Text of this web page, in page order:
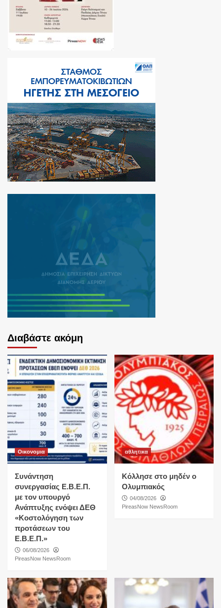
Διαβάστε ακόμη
Οικονομια
Συνάντηση
συνεργασίας Ε.Β.Ε.Π.
με τον υπουργό
Ανάπτυξης ενόψει ΔΕΘ
«Κοστολόγηση των
προτάσεων του
Ε.Β.Ε.Π.»
06/08/2026
PireasNow NewsRoom
αθλητικα
Κόλλησε στο μηδέν ο
Ολυμπιακός
04/08/2026
PireasNow NewsRoom